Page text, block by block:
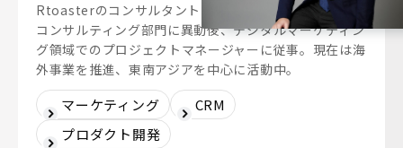
Rtoasterのコンサルタントとして幅広い業界を支援。
コンサルティング部門に異動後、デジタルマーケティン
グ領域でのプロジェクトマネージャーに従事。現在は海
外事業を推進、東南アジアを中心に活動中。
マーケティング
CRM
プロダクト開発